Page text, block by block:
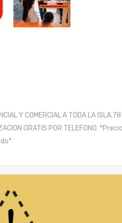
Y COMERCIAL A TODA LA
GRATIS POR TELEFONO.